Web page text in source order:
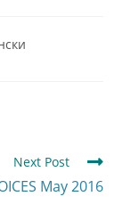
Next Post
May 2016